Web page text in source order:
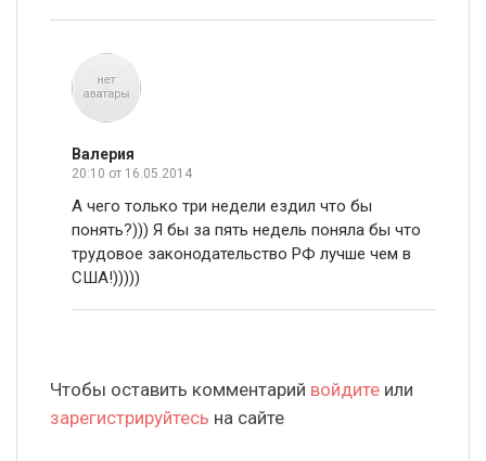
Валерия
20:10 от 16.05.2014
А чего только три недели ездил что бы
понять?))) Я бы за пять недель поняла бы что
трудовое законодательство РФ лучше чем в
США!)))))
Чтобы оставить комментарий войдите или
зарегистрируйтесь на сайте